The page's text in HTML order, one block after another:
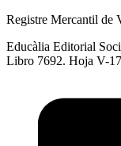
Registre Mercantil de
Educàlia Editorial
Libro 7692. Hoja V-